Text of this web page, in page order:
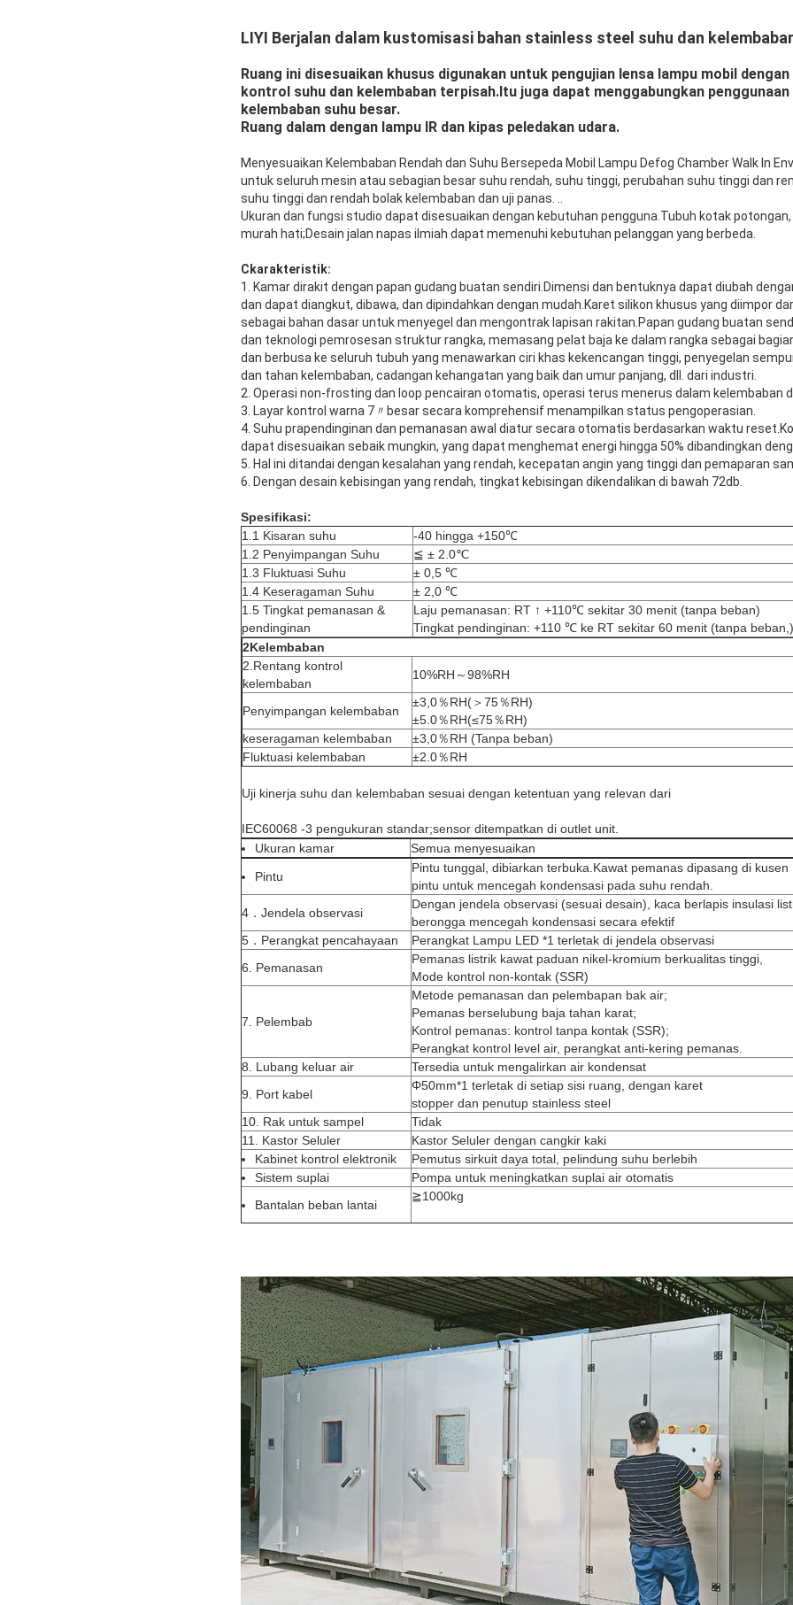
LIYI Berjalan dalam kustomisasi bahan stainless steel suhu dan
Ruang ini disesuaikan khusus digunakan untuk pengujian lensa lampu mobil
kontrol suhu dan kelembaban terpisah.Itu juga dapat menggabungkan
kelembaban suhu besar.
Ruang dalam dengan lampu IR dan kipas peledakan udara.
Menyesuaikan Kelembaban Rendah dan Suhu Bersepeda Mobil Lampu Defog Chamber Walk In
untuk seluruh mesin atau sebagian besar suhu rendah, suhu tinggi, perubahan suhu tinggi dan
suhu tinggi dan rendah bolak kelembaban dan uji panas. ..
Ukuran dan fungsi studio dapat disesuaikan dengan kebutuhan pengguna.Tubuh kotak
murah hati;Desain jalan napas ilmiah dapat memenuhi kebutuhan pelanggan yang berbeda.
C karakteristik:
1. Kamar dirakit dengan papan gudang buatan sendiri.Dimensi dan bentuknya dapat diubah
dan dapat diangkut, dibawa, dan dipindahkan dengan mudah.Karet silikon khusus yang diimpor
sebagai bahan dasar untuk menyegel dan mengontrak lapisan rakitan.Papan gudang buatan
dan teknologi pemrosesan struktur rangka, memasang pelat baja ke dalam rangka sebagai
dan berbusa ke seluruh tubuh yang menawarkan ciri khas kekencangan tinggi, penyegelan
dan tahan kelembaban, cadangan kehangatan yang baik dan umur panjang, dll. dari industri.
2. Operasi non-frosting dan loop pencairan otomatis, operasi terus menerus dalam kelembaban
3. Layar kontrol warna 7〃besar secara komprehensif menampilkan status pengoperasian.
4. Suhu prapendinginan dan pemanasan awal diatur secara otomatis berdasarkan waktu
dapat disesuaikan sebaik mungkin, yang dapat menghemat energi hingga 50% dibandingkan
5. Hal ini ditandai dengan kesalahan yang rendah, kecepatan angin yang tinggi dan pemaparan
6. Dengan desain kebisingan yang rendah, tingkat kebisingan dikendalikan di bawah 72db.
Spesifikasi:
1.1 Kisaran suhu
-40 hingga +150℃
1.2 Penyimpangan Suhu
≦ ± 2.0℃
1.3 Fluktuasi Suhu
± 0,5 ℃
1.4 Keseragaman Suhu
± 2,0 ℃
1.5 Tingkat pemanasan &
pendinginan
Laju pemanasan: RT ↑ +110℃ sekitar 30 menit (tanpa beban)
Tingkat pendinginan: +110 ℃ ke RT sekitar 60 menit (tanpa beban,)
2Kelembaban
2.Rentang kontrol
kelembaban
10%RH～98%RH
Penyimpangan kelembaban
±3,0％RH(＞75％RH)
±5.0％RH(≤75％RH)
keseragaman kelembaban
±3,0％RH (Tanpa beban)
Fluktuasi kelembaban
±2.0％RH
Uji kinerja suhu dan kelembaban sesuai dengan ketentuan yang relevan dari
IEC60068 -3 pengukuran standar;sensor ditempatkan di outlet unit.
Ukuran kamar
Semua menyesuaikan
Pintu
Pintu tunggal, dibiarkan terbuka.Kawat pemanas dipasang di kusen
pintu untuk mencegah kondensasi pada suhu rendah.
4．Jendela observasi
Dengan jendela observasi (sesuai desain), kaca berlapis insulasi
berongga mencegah kondensasi secara efektif
5．Perangkat pencahayaan
Perangkat Lampu LED *1 terletak di jendela observasi
6. Pemanasan
Pemanas listrik kawat paduan nikel-kromium berkualitas tinggi,
Mode kontrol non-kontak (SSR)
7. Pelembab
Metode pemanasan dan pelembapan bak air;
Pemanas berselubung baja tahan karat;
Kontrol pemanas: kontrol tanpa kontak (SSR);
Perangkat kontrol level air, perangkat anti-kering pemanas.
8. Lubang keluar air
Tersedia untuk mengalirkan air kondensat
9. Port kabel
Φ50mm*1 terletak di setiap sisi ruang, dengan karet
stopper dan penutup stainless steel
10. Rak untuk sampel
Tidak
11. Kastor Seluler
Kastor Seluler dengan cangkir kaki
Kabinet kontrol elektronik
Pemutus sirkuit daya total, pelindung suhu berlebih
Sistem suplai
Pompa untuk meningkatkan suplai air otomatis
Bantalan beban lantai
≧1000kg